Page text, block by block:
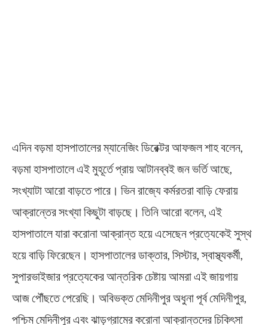
এদিন বড়মা হাসপাতালের ম্যানেজিং ডিরেক্টর আফজল শাহ বলেন,
বড়মা হাসপাতালে এই মুহূর্তে প্রায় আটানব্বই জন ভর্তি আছে,
সংখ্যাটা আরো বাড়তে পারে। ভিন রাজ্যে কর্মরতরা বাড়ি ফেরায়
আক্রান্তের সংখ্যা কিছুটা বাড়ছে। তিনি আরো বলেন, এই
হাসপাতালে যারা করোনা আক্রান্ত হয়ে এসেছেন প্রত্যেকেই সুস্থ
হয়ে বাড়ি ফিরেছেন। হাসপাতালের ডাক্তার, সিস্টার, স্বাস্থ্যকর্মী,
সুপারভাইজার প্রত্যেকের আন্তরিক চেষ্টায় আমরা এই জায়গায়
আজ পৌঁছতে পেরেছি। অবিভক্ত মেদিনীপুর অধুনা পূর্ব মেদিনীপুর,
পশ্চিম মেদিনীপুর এবং ঝাড়গ্রামের করোনা আক্রান্তদের চিকিৎসা